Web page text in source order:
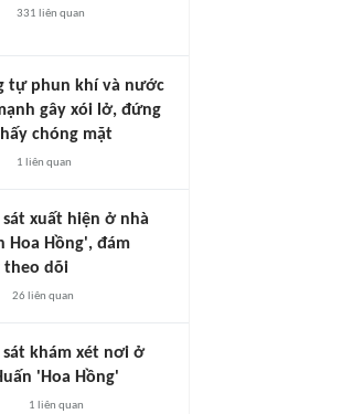
331 liên quan
tự phun khí và nước
gây xói lở, đứng
chóng mặt
1 liên quan
sát xuất hiện ở nhà
Hoa Hồng', đám
theo dõi
26 liên quan
sát khám xét nơi ở
'Hoa Hồng'
1 liên quan